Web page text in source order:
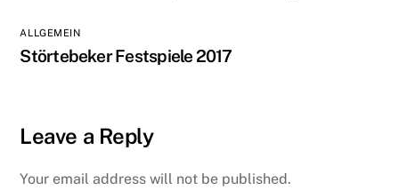
ALLGEMEIN
Störtebeker Festspiele 2017
Leave a Reply
Your email address will not be published.